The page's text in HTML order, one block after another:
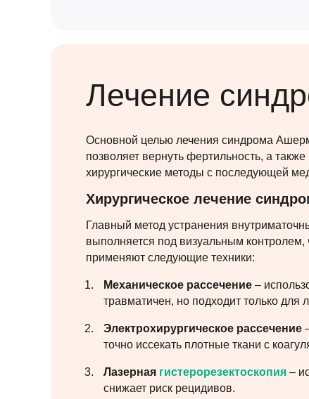
Лечение
Основной целью лечения синдрома
позволяет вернуть фертильность, а
хирургические методы с последующей
Хирургическое лечение
Главный метод устранения
выполняется под визуальным контролем,
применяют следующие техники:
Механическое рассечение –
травматичен, но подходит только для
Электрохирургическое рассечение
точно иссекать плотные ткани с
Лазерная гистерорезектоскопия –
снижает риск рецидивов.